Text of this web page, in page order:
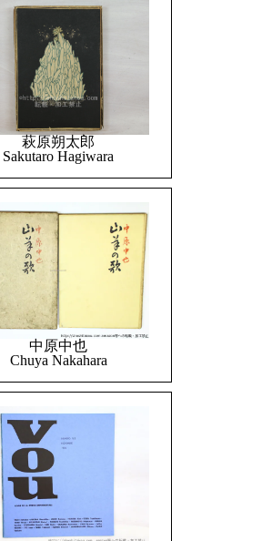
萩原朔太郎
Sakutaro Hagiwara
中原中也
Chuya Nakahara